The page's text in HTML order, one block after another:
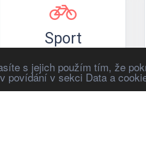
s jejich použím tím, že
povídání v sekci Data a
Sport